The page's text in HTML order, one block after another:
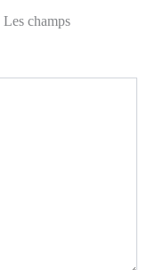
Les champs